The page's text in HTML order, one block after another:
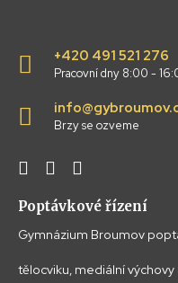
+420 491 521 276
Pracovní dny 8:00 -
Brzy se ozveme
Poptávkové řízení
Gymnázium Broumov
tělocviku, mediální výchovy